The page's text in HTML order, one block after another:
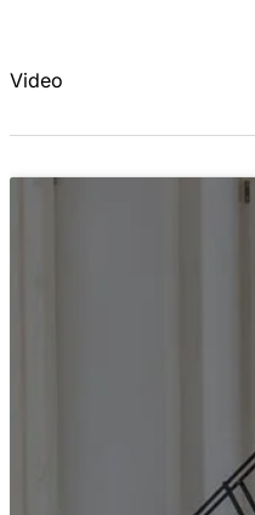
Video